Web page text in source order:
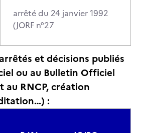
arrêté du 24 janvier 1992
(JORF n°27
et décisions publiés
ou au Bulletin Officiel
au RNCP, création
: